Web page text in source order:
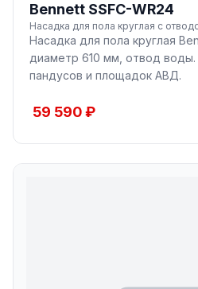
Bennett SSFC-WR24
Насадка для пола круглая с
Насадка для пола круглая
диаметр 610 мм, отвод воды.
пандусов и площадок АВД.
59 590 ₽